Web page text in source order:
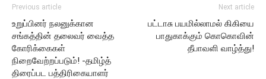
Previous article
உறுப்பினர் நலனுக்கான
சங்கத்தின் தலைவர் வைத்த
கோரிக்கைகள்
நிறைவேற்றப்படும்! -தமிழ்த்
திரைப்பட பத்திரிகையாளர்
Next article
பட்டாசு பயமில்லாமல் கிகியை
பாதுகாக்கும் கொகொவின்
தீபாவளி வாழ்த்து!